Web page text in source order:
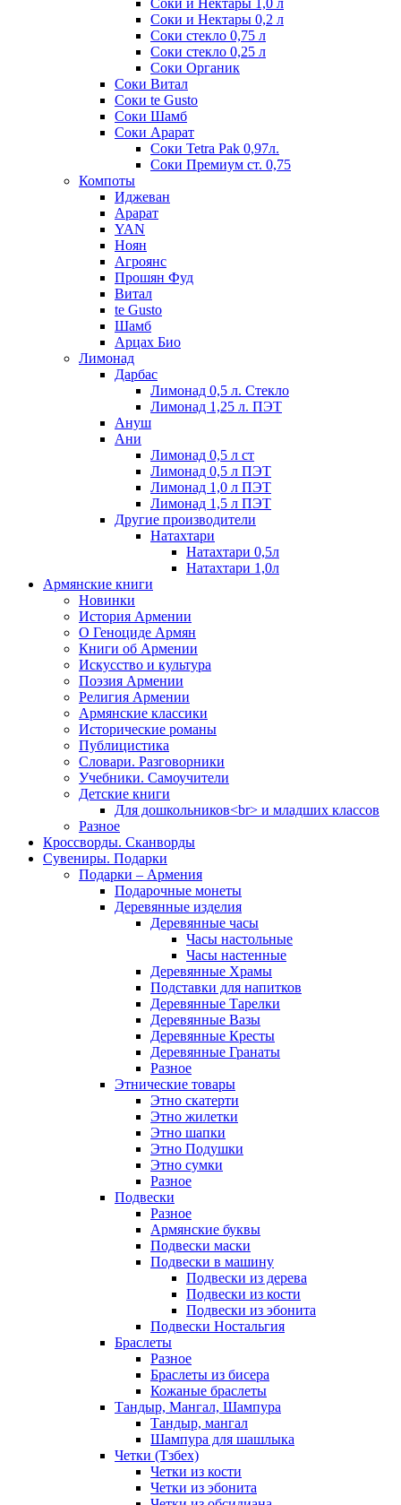
Соки и Нектары 1,0 л
Соки и Нектары 0,2 л
Соки стекло 0,75 л
Соки стекло 0,25 л
Соки Органик
Соки Витал
Соки te Gusto
Соки Шамб
Соки Арарат
Соки Tetra Pak 0,97л.
Соки Премиум ст. 0,75
Компоты
Иджеван
Арарат
YAN
Ноян
Агроянс
Прошян Фуд
Витал
te Gusto
Шамб
Арцах Био
Лимонад
Дарбас
Лимонад 0,5 л. Стекло
Лимонад 1,25 л. ПЭТ
Ануш
Ани
Лимонад 0,5 л ст
Лимонад 0,5 л ПЭТ
Лимонад 1,0 л ПЭТ
Лимонад 1,5 л ПЭТ
Другие производители
Натахтари
Натахтари 0,5л
Натахтари 1,0л
Армянские книги
Новинки
История Армении
О Геноциде Армян
Книги об Армении
Иcкусство и культура
Поэзия Армении
Религия Армении
Армянские классики
Исторические романы
Публицистика
Словари. Разговорники
Учебники. Самоучители
Детские книги
Для дошкольников<br> и младших классов
Разное
Кроссворды. Сканворды
Сувениры. Подарки
Подарки – Армения
Подарочные монеты
Деревянные изделия
Деревянные часы
Часы настольные
Часы настенные
Деревянные Храмы
Подставки для напитков
Деревянные Тарелки
Деревянные Вазы
Деревянные Кресты
Деревянные Гранаты
Разное
Этнические товары
Этно скатерти
Этно жилетки
Этно шапки
Этно Подушки
Этно сумки
Разное
Подвески
Разное
Армянские буквы
Подвески маски
Подвески в машину
Подвески из дерева
Подвески из кости
Подвески из эбонита
Подвески Ностальгия
Браслеты
Разное
Браслеты из бисера
Кожаные браслеты
Тандыр, Мангал, Шампура
Тандыр, мангал
Шампура для шашлыка
Четки (Тзбех)
Четки из кости
Четки из эбонита